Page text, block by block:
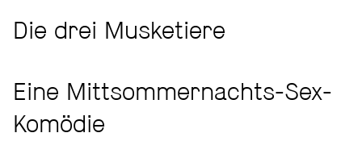
Die drei Musketiere
Eine Mittsommernachts-Sex-
Komödie